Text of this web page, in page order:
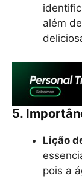
além
5.
Lição
pois a